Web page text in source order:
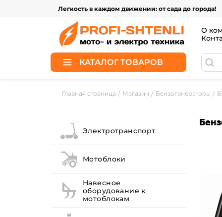
Легкость в каждом движении: от сада до города!
О
КАТАЛОГ ТОВАРОВ
Главная страница Магазин Бензогенераторы
Электротранспорт
Мотоблоки
Навесное
оборудование к
мотоблокам